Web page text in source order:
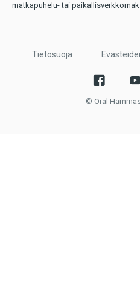
matkapuhelu- tai
Tietosuoja
© Oral